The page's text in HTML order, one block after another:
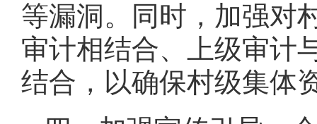
等漏洞。同时，加强对
审计相结合、上级审计
结合，以确保村级集体